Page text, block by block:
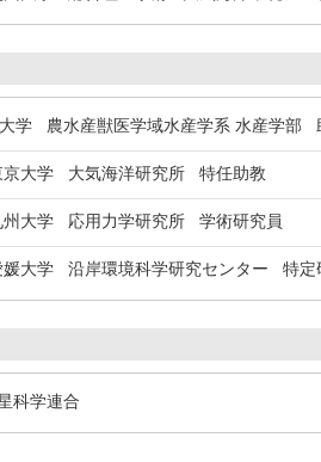
学 農水産獣医学域水産学系 水産学部
大学 大気海洋研究所 特任助教
大学 応用力学研究所 学術研究員
大学 沿岸環境科学研究センター 特定
科学連合